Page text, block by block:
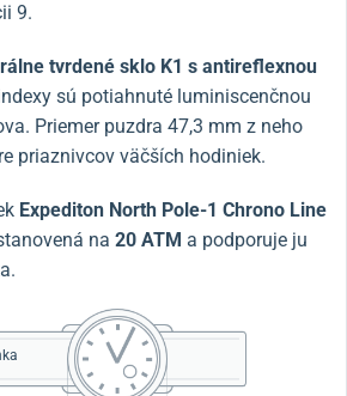
9.
tvrdené sklo K1 s antireflexnou
sú potiahnuté luminiscenčnou
Priemer puzdra 47,3 mm z neho
priaznivcov väčších hodiniek.
Expediton North Pole-1 Chrono Line
na 20 ATM a podporuje ju